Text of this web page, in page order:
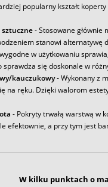
popularny kształt
sztuczne- Stosowane głównie
stanowi alternatywę
w użytkowaniu
się doskonale w
kauczukowy- Wykonany z
na ręku. Dzięki walorom
- Pokryty trwałą warstwą w
efektownie, a przy tym jest
W kilku punktach o